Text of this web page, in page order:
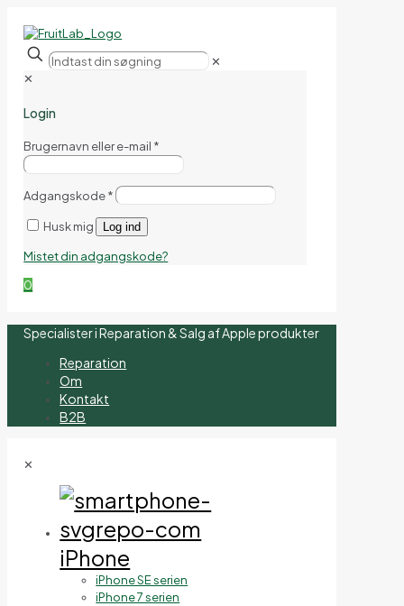
✕
✕
Login
Brugernavn eller e-mail *
Adgangskode*
Husk mig Log ind
Mistet din adgangskode?
0
Specialister i Reparation & Salg af Apple produkter
Reparation
Om
Kontakt
B2B
✕
iPhone
iPhone SE serien
iPhone 7 serien